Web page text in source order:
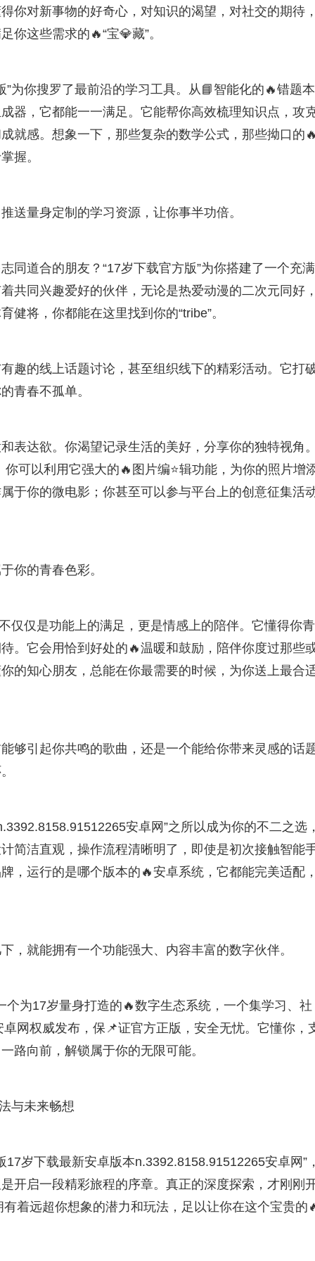
你对新事物的好奇心，对知识的渴望，对社交的期待
你这些需求的🔥“宝💎藏”。
为你搜罗了最前沿的学习工具。从📘智能化的🔥错题
器，它都能一一满足。它能帮你高效梳理知识点，攻
就感。想象一下，那些复杂的数学公式，那些拗口的
握。
送量身定制的学习资源，让你事半功倍。
同道合的朋友？“17岁下载官方版”为你搭建了一个充
共同兴趣爱好的伙伴，无论是热爱动漫的二次元同好
将，你都能在这里找到你的“tribe”。
趣的线上话题讨论，甚至组织线下的精彩活动。它打
青春不孤单。
表达欲。你渴望记录生活的美好，分享你的独特视角
可以利用它强大的🔥图片编⭐辑功能，为你的照片增
于你的微电影；你甚至可以参与平台上的创意征集活
你的青春色彩。
仅仅是功能上的满足，更是情感上的陪伴。它懂得你
。它会用恰到好处的🔥温暖和鼓励，陪伴你度过那些
的知心朋友，总能在你最需要的时候，为你送上最合
够引起你共鸣的歌曲，还是一个能给你带来灵感的话
安卓网”之所以成为你的不二之选
简洁直观，操作流程清晰明了，即使是初次接触智能
，运行的是哪个版本的🔥安卓系统，它都能完美适配
，就能拥有一个功能强大、内容丰富的数字伙伴。
个为17岁量身打造的🔥数字生态系统，一个集学习、社
网权威发布，保📌证官方正版，安全无忧。它懂你，
路向前，解锁属于你的无限可能。
与未来畅想
岁下载最新安卓版本n.3392.8158.91512265安卓网”
开启一段精彩旅程的序章。真正的深度探索，才刚刚
着远超你想象的潜力和玩法，足以让你在这个宝贵的